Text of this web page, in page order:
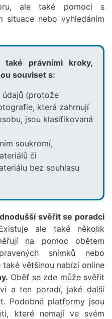
ale také pomoci s
situace nebo vyhledáním
právními kroky,
souviset s:
údajů (protože
která zahrnují
jsou klasifikovaná
soukromí,
či
bez souhlasu
svěřit se poradci
ale také několik
na pomoc obětem
snímků nebo
většinou nabízí online
Oběť se zde může svěřit
a ten poradí, jaké další
Podobné platformy jsou
které nemají ve svém